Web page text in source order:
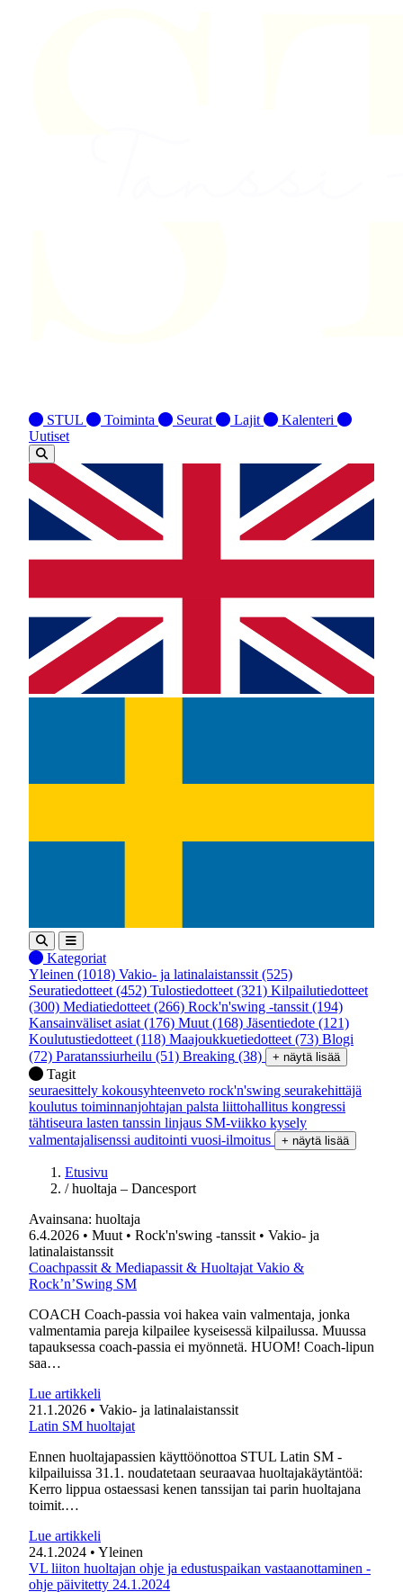
STUL Toiminta Seurat Lajit
Kalenteri
Uutiset
Kategoriat
Yleinen (1018) Vakio- ja latinalaistanssit (525)
Seuratiedotteet (452) Tulostiedotteet (321) Kilpailutiedotteet
(300) Mediatiedotteet (266) Rock'n'swing -tanssit (194)
Kansainväliset asiat (176) Muut (168) Jäsentiedote (121)
Koulutustiedotteet (118) Maajoukkuetiedotteet (73) Blogi
(72) Paratanssiurheilu (51) Breaking (38) + näytä lisää
Tagit
seuraesittely kokousyhteenveto rock'n'swing seurakehittäjä
koulutus toiminnanjohtajan palsta liittohallitus kongressi
tähtiseura lasten tanssin linjaus SM-viikko kysely
valmentajalisenssi auditointi vuosi-ilmoitus + näytä lisää
Etusivu
/ huoltaja – Dancesport
Avainsana: huoltaja
6.4.2026 • Muut • Rock'n'swing -tanssit • Vakio- ja
latinalaistanssit
Coachpassit & Mediapassit & Huoltajat Vakio &
Rock’n’Swing SM
COACH Coach-passia voi hakea vain valmentaja, jonka
valmentamia pareja kilpailee kyseisessä kilpailussa. Muussa
tapauksessa coach-passia ei myönnetä. HUOM! Coach-lipun
saa…
Lue artikkeli
21.1.2026 • Vakio- ja latinalaistanssit
Latin SM huoltajat
Ennen huoltajapassien käyttöönottoa STUL Latin SM -
kilpailuissa 31.1. noudatetaan seuraavaa huoltajakäytäntöä:
Kerro lippua ostaessasi kenen tanssijan tai parin huoltajana
toimit.…
Lue artikkeli
24.1.2024 • Yleinen
VL liiton huoltajan ohje ja edustuspaikan vastaanottaminen -
ohje päivitetty 24.1.2024